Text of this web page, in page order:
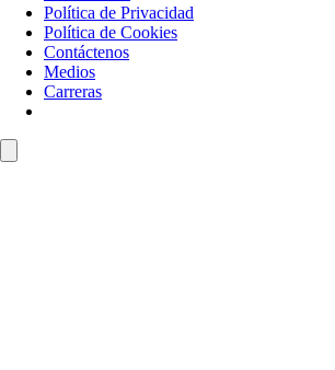
Política de Privacidad
Política de Cookies
Contáctenos
Medios
Carreras